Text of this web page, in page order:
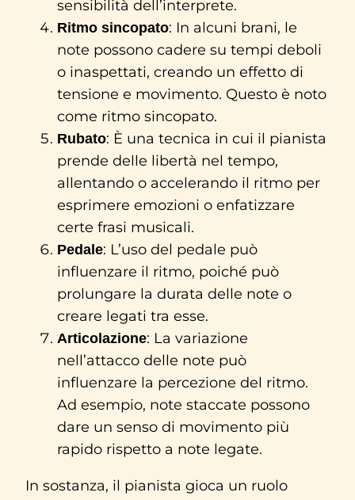
sensibilità dell’interprete.
Ritmo sincopato: In alcuni brani, le
note possono cadere su tempi deboli
o inaspettati, creando un effetto di
tensione e movimento. Questo è noto
come ritmo sincopato.
Rubato: È una tecnica in cui il pianista
prende delle libertà nel tempo,
allentando o accelerando il ritmo per
esprimere emozioni o enfatizzare
certe frasi musicali.
Pedale: L’uso del pedale può
influenzare il ritmo, poiché può
prolungare la durata delle note o
creare legati tra esse.
Articolazione: La variazione
nell’attacco delle note può
influenzare la percezione del ritmo.
Ad esempio, note staccate possono
dare un senso di movimento più
rapido rispetto a note legate.
In sostanza, il pianista gioca un ruolo